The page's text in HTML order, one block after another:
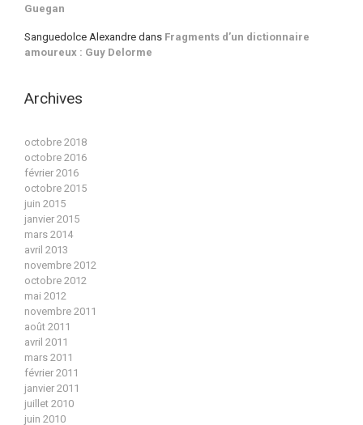
Guegan
Sanguedolce Alexandre dans Fragments d’un dictionnaire
amoureux : Guy Delorme
Archives
octobre 2018
octobre 2016
février 2016
octobre 2015
juin 2015
janvier 2015
mars 2014
avril 2013
novembre 2012
octobre 2012
mai 2012
novembre 2011
août 2011
avril 2011
mars 2011
février 2011
janvier 2011
juillet 2010
juin 2010